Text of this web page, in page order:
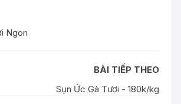
Ngon
BÀI TIẾP THEO
Sụn Ức Gà Tươi - 180k/kg